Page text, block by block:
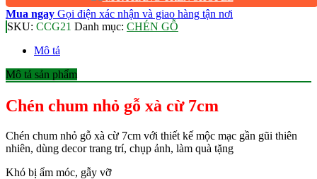
Mua ngay Gọi điện xác nhận và giao hàng tận nơi
SKU: CCG21 Danh mục: CHÉN GỖ
Mô tả
Mô tả sản phẩm
Chén chum nhỏ gỗ xà cừ 7cm
Chén chum nhỏ gỗ xà cừ 7cm với thiết kế mộc mạc gần gũi thiên
nhiên, dùng decor trang trí, chụp ảnh, làm quà tặng
Khó bị ẩm móc, gẫy vỡ